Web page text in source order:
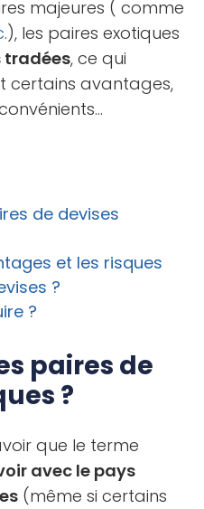
majeures ( comme
.), les paires exotiques
tradées, ce qui
certains avantages,
de devises
et les risques
?
?
paires de
?
que le terme
avec le pays
(même si certains